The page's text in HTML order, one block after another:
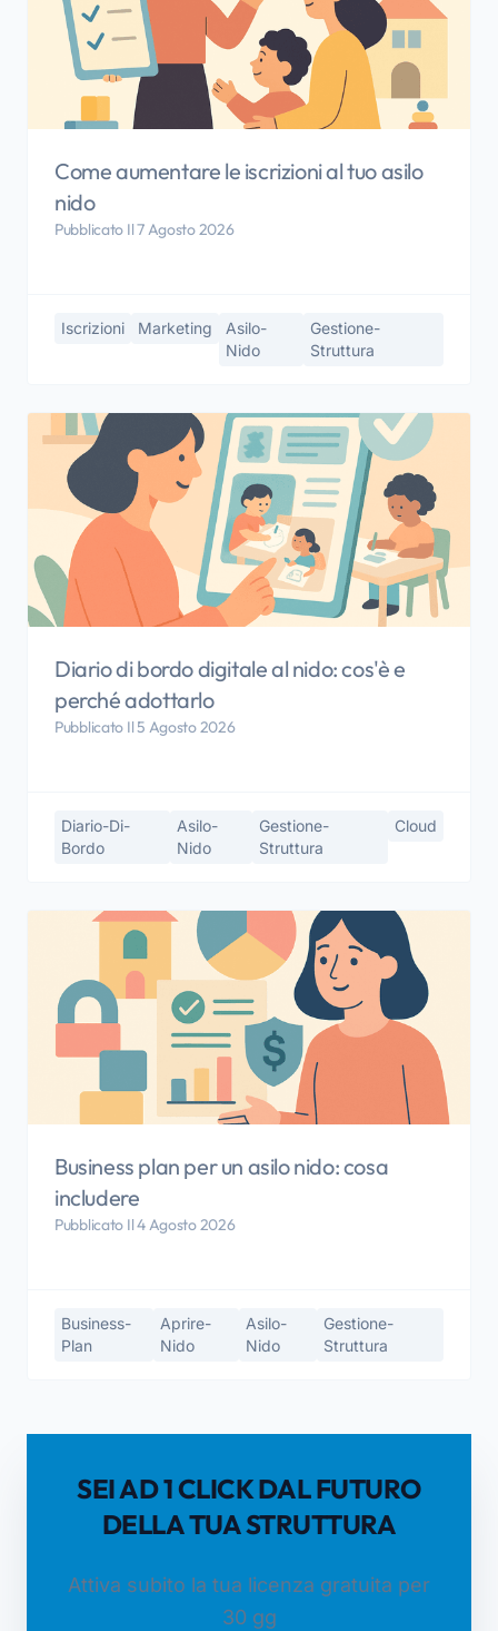
Come aumentare le iscrizioni al tuo asilo
nido
Pubblicato Il 7 Agosto 2026
Iscrizioni Marketing
Asilo-
Nido
Gestione-
Struttura
Diario di bordo digitale al nido: cos'è e
perché adottarlo
Pubblicato Il 5 Agosto 2026
Diario-Di-
Bordo
Asilo-
Nido
Gestione-
Struttura
Cloud
Business plan per un asilo nido: cosa
includere
Pubblicato Il 4 Agosto 2026
Business-
Plan
Aprire-
Nido
Asilo-
Nido
Gestione-
Struttura
SEI AD 1 CLICK DAL FUTURO
DELLA TUA STRUTTURA
Attiva subito la tua licenza gratuita per
30 gg